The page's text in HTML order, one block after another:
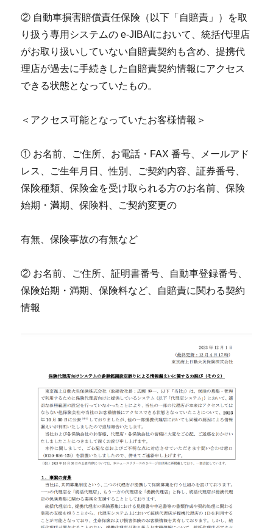
② 自動車損害賠償責任保険（以下「自賠責」）を取
り扱う専用システムの e-JIBAIにおいて、統括代理店
がお取り扱いしていない自賠責契約も含め、提携代
理店が過去に手続きした自賠責契約情報にアクセス
できる状態となっていたもの。
＜アクセス可能となっていたお客様情報＞
① お名前、ご住所、お電話・FAX 番号、メールアド
レス、ご生年月日、性別、ご契約内容、証券番号、
保険種類、保険金を受け取られる方のお名前、保険
始期・満期、保険料、ご契約変更の
有無、保険事故の有無など
② お名前、ご住所、証明書番号、自動車登録番号、
保険始期・満期、保険料など、自賠責に関わる契約
情報